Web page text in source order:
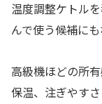
温度調整ケトル
んで使う候補にも
高級機ほどの所
保温、注ぎやす